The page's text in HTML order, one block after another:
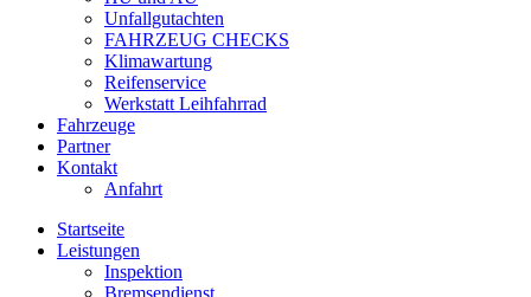
Unfallgutachten
FAHRZEUG CHECKS
Klimawartung
Reifenservice
Werkstatt Leihfahrrad
Fahrzeuge
Partner
Kontakt
Anfahrt
Startseite
Leistungen
Inspektion
Bremsendienst